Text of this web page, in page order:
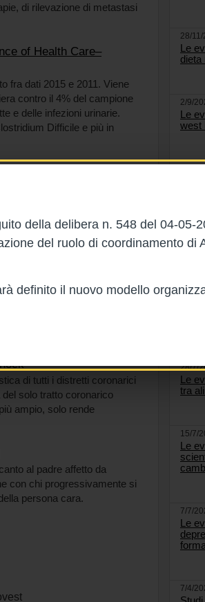
della delibera n. 548 del 04-05-
del ruolo di coordinamento di
definito il nuovo modello
di rilevazione di metastasi
of Health Care–
fra dati 2015 e 2011. Viene
contro il 4% del campione
e delle infezioni urinarie.
Difficile e più in
hanno annunziato di
ai memorandum di
L'articolo presenta
gli attori saranno sempre
to Do It Quickly
apparsi nei maggiori
le altre nazioni ad alto
riporta le azioni che
di tutti i distretti coronarici
solo tratto coronarico
ampio, solo rende
al padre affetto da
con chi progressivamente si
persona cara.
28/
Le
dieta
2/9/
Le
west
Le
Le
Le
28/7/
Le
tra
15/7/
Le
7/7/
Le
7/4/